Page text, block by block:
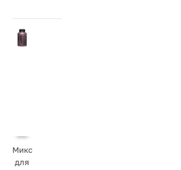
Микс
для